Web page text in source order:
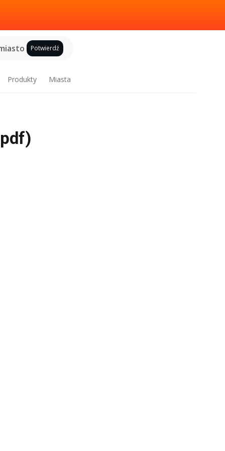
Potwierdź
Produkty Miasta